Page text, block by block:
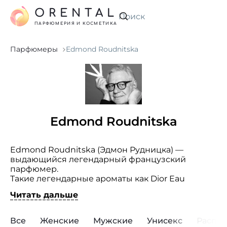
Искать
ORENTAL
ПАРФЮМЕРИЯ И КОСМЕТИКА
Парфюмеры Edmond Roudnitska
Edmond Roudnitska
Edmond Roudnitska (Эдмон Рудницка) —
выдающийся легендарный французский
парфюмер.
Такие легендарные ароматы как Dior Eau
творения его рук и таланта. Именно они
Родился мастер в Ницце, обучаться искусству
Читать дальше
Все Женские Мужские Унисекс